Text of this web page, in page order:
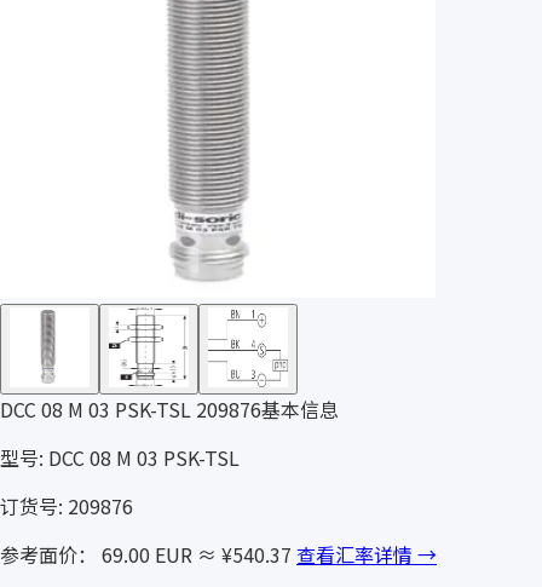
DCC 08 M 03 PSK-TSL 209876基本信息
型号: DCC 08 M 03 PSK-TSL
订货号: 209876
参考面价： 69.00 EUR ≈ ¥540.37 查看汇率详情 →